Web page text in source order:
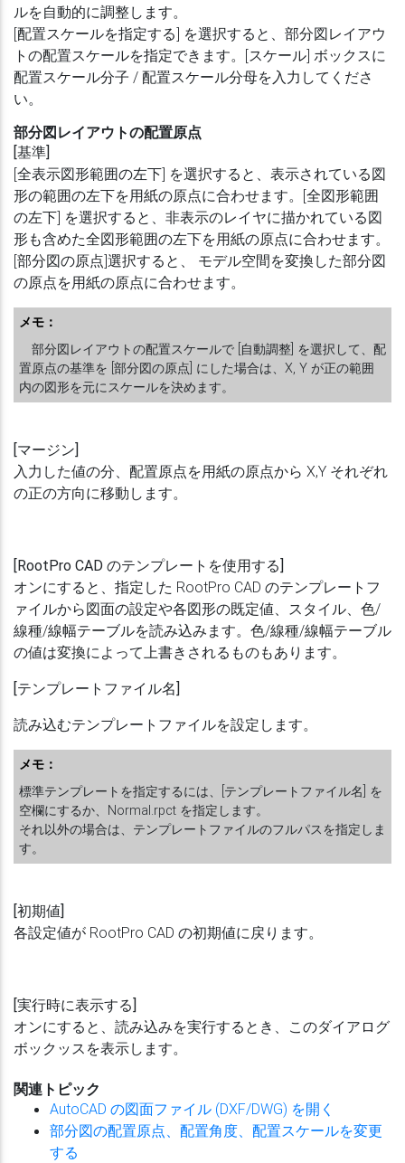
ルを自動的に調整します。
[配置スケールを指定する] を選択すると、部分図レイアウ
トの配置スケールを指定できます。[スケール] ボックスに
配置スケール分子 / 配置スケール分母を入力してくださ
い。
部分図レイアウトの配置原点
[基準]
[全表示図形範囲の左下] を選択すると、表示されている図
形の範囲の左下を用紙の原点に合わせます。[全図形範囲
の左下] を選択すると、非表示のレイヤに描かれている図
形も含めた全図形範囲の左下を用紙の原点に合わせます。
[部分図の原点]選択すると、 モデル空間を変換した部分図
の原点を用紙の原点に合わせます。
メモ：
部分図レイアウトの配置スケールで [自動調整] を選択して、配
置原点の基準を [部分図の原点] にした場合は、X, Y が正の範囲
内の図形を元にスケールを決めます。
[マージン]
入力した値の分、配置原点を用紙の原点から X,Y それぞれ
の正の方向に移動します。
[RootPro CAD のテンプレートを使用する]
オンにすると、指定した RootPro CAD のテンプレートフ
ァイルから図面の設定や各図形の既定値、スタイル、色/
線種/線幅テーブルを読み込みます。色/線種/線幅テーブル
の値は変換によって上書きされるものもあります。
[テンプレートファイル名]
読み込むテンプレートファイルを設定します。
メモ：
標準テンプレートを指定するには、[テンプレートファイル名] を
空欄にするか、Normal.rpct を指定します。
それ以外の場合は、テンプレートファイルのフルパスを指定しま
す。
[初期値]
各設定値が RootPro CAD の初期値に戻ります。
[実行時に表示する]
オンにすると、読み込みを実行するとき、このダイアログ
ボックッスを表示します。
関連トピック
AutoCAD の図面ファイル (DXF/DWG) を開く
部分図の配置原点、配置角度、配置スケールを変更
する